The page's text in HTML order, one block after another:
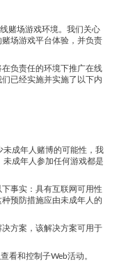
赌场游戏环境。我们关心
场游戏平台体验，并负责
负责任的环境下推广在线
已经实施并实施了以下内
成年人赌博的可能性，我
成年人参加任何游戏都是
事实：具有互联网可用性
预防措施应由未成年人的
方案，该解决方案可用于
看和控制子Web活动。